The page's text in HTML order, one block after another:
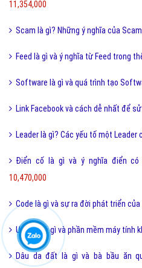
11,354,000
Scam là gì? Những ý nghĩa của Scam
Feed là gì và ý nghĩa từ Feed trong
Software là gì và quá trình tạo
Link Facebook và cách dễ nhất để
Leader là gì? Các yếu tố một Leader
Điển cố là gì và ý nghĩa điển có
10,470,000
Code là gì và sự ra đời phát triển của
Update là gì và phần mềm máy tính
Dâu da đất là gì và bà bầu ăn